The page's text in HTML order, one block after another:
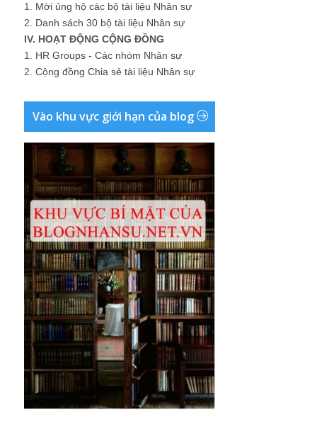
1. Mời ủng hộ các bộ tài liệu Nhân sự
2. Danh sách 30 bộ tài liệu Nhân sự
IV. HOẠT ĐỘNG CỘNG ĐỒNG
1. HR Groups - Các nhóm Nhân sự
2. Cộng đồng Chia sẻ tài liệu Nhân sự
Vào khu vực giới hạn của blog